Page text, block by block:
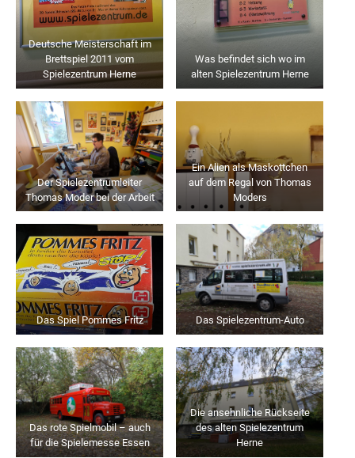
Deutsche Meisterschaft im
Brettspiel 2011 vom
Spielezentrum Herne
Was befindet sich wo im
alten Spielezentrum Herne
Der Spielezentrumleiter
Thomas Moder bei der Arbeit
Ein Alien als Maskottchen
auf dem Regal von Thomas
Moders
Das Spiel Pommes Fritz Das Spielezentrum-Auto
Das rote Spielmobil – auch
für die Spielemesse Essen
Die ansehnliche Rückseite
des alten Spielezentrum
Herne